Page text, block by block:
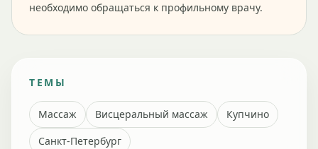
необходимо обращаться к профильному врачу.
ТЕМЫ
Массаж Висцеральный массаж
Купчино
Санкт-Петербург